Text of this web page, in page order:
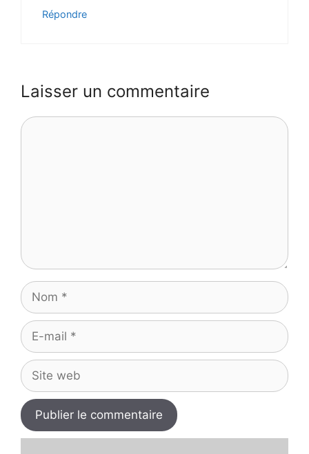
Répondre
Laisser un commentaire
Commentaire
Nom
E-
mail
Site
web